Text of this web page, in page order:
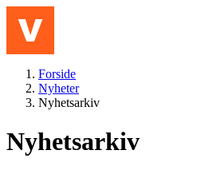
Forside
Nyheter
Nyhetsarkiv
Nyhetsarkiv